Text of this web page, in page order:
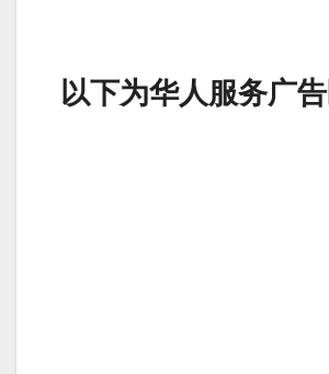
以下为华人服务广告